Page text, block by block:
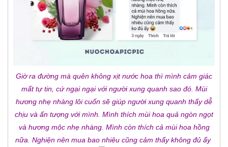
Giờ ra đường mà quên không xịt nước hoa thì mình cảm giác
mất tự tin, cứ ngại ngại với người xung quanh sao đó. Mùi
hương nhẹ nhàng lôi cuốn sẽ giúp người xung quanh thấy dễ
chịu và ấn tượng với mình. Mình thích mùi hoa quả ngòn ngọt
và hương mộc nhẹ nhàng. Mình còn thích cả mùi hoa hồng
nữa. Nghiện nên mua bao nhiêu cũng cảm thấy không đủ ấy